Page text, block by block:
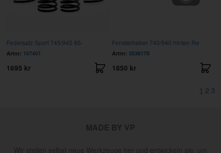
Federsatz Sport 745/945 85-
Artnr: 167401
1695 kr
Fensterheber 740/940 hinten Re
Artnr: 3538178
1850 kr
1 2 3